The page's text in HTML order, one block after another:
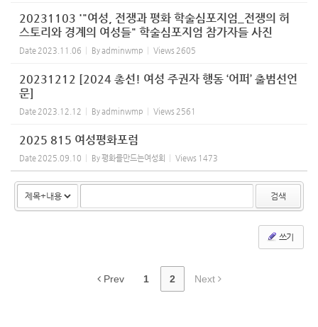
20231103 '"여성, 전쟁과 평화 학술심포지엄_전쟁의 허
스토리와 경계의 여성들" 학술심포지엄 참가자들 사진
Date 2023.11.06 Byadminwmp Views 2605
20231212 [2024 총선! 여성 주권자 행동 ‘어퍼’ 출범선언
문]
Date 2023.12.12 Byadminwmp Views 2561
2025 815 여성평화포럼
Date 2025.09.10 By평화를만드는여성회 Views 1473
검색
쓰기
Prev 1 2 Next